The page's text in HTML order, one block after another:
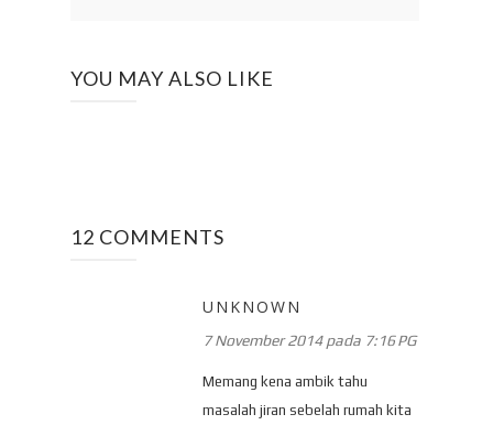
YOU MAY ALSO LIKE
12 COMMENTS
UNKNOWN
7 November 2014 pada 7:16 PG
Memang kena ambik tahu
masalah jiran sebelah rumah kita